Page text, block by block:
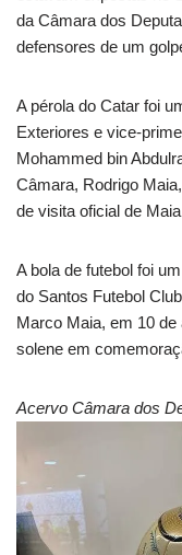
da Câmara dos
defensores de um
A pérola do Catar foi
Exteriores e vice-
Mohammed bin
Câmara, Rodrigo
de visita oficial de
A bola de futebol foi
do Santos Futebol
Marco Maia, em 10
solene em
Acervo Câmara dos